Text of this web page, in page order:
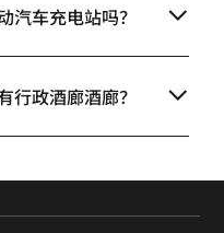
汽车充电站吗？
行政酒廊酒廊？